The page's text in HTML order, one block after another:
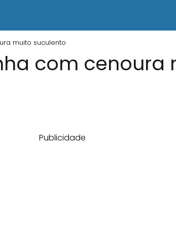
muito suculento
com cenoura
Publicidade